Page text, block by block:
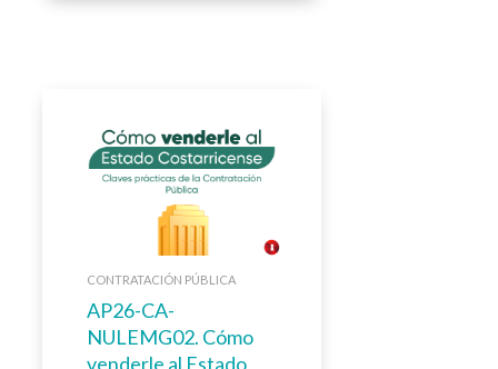
CONTRATACIÓN PÚBLICA
AP26-CA-
NULEMG02. Cómo
venderle al Estado